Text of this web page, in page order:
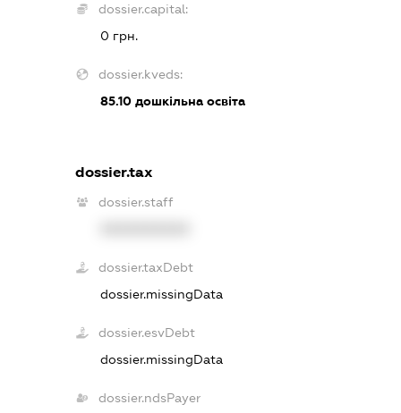
dossier.capital:
0 грн.
dossier.kveds:
85.10дошкільна освіта
dossier.tax
dossier.staff
dossier.taxDebt
dossier.missingData
dossier.esvDebt
dossier.missingData
dossier.ndsPayer